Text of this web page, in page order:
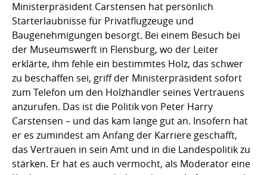
Ministerpräsident Carstensen hat persönlich
Starterlaubnisse für Privatflugzeuge und
Baugenehmigungen besorgt. Bei einem Besuch bei
der Museumswerft in Flensburg, wo der Leiter
erklärte, ihm fehle ein bestimmtes Holz, das schwer
zu beschaffen sei, griff der Ministerpräsident sofort
zum Telefon um den Holzhändler seines Vertrauens
anzurufen. Das ist die Politik von Peter Harry
Carstensen – und das kam lange gut an. Insofern hat
er es zumindest am Anfang der Karriere geschafft,
das Vertrauen in sein Amt und in die Landespolitik zu
stärken. Er hat es auch vermocht, als Moderator eine